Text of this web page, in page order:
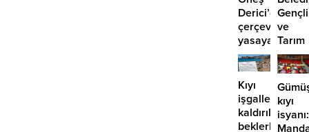
imar
kararı
Derici’den
çerçeve
yasaya
“hayır”
ve
Tarım
3.
Kıyı
işgalleri
kaldırılmayı
beklerken
kıyı
isyanı: